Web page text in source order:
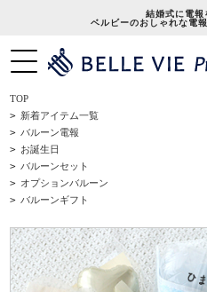
結婚式に電報
ベルビーのおしゃれな電
TOP
> 新着アイテム一覧
> バルーン電報
> お誕生日
> バルーンセット
> オプションバルーン
> バルーンギフト